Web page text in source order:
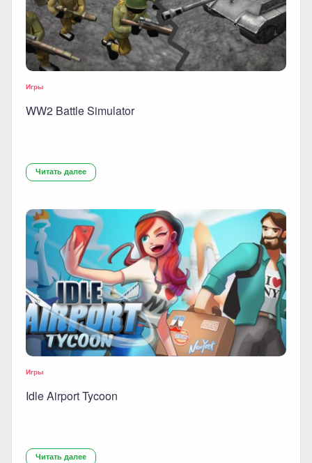
Игры
WW2 Battle Simulator
Читать далее
Игры
Idle Airport Tycoon
Читать далее